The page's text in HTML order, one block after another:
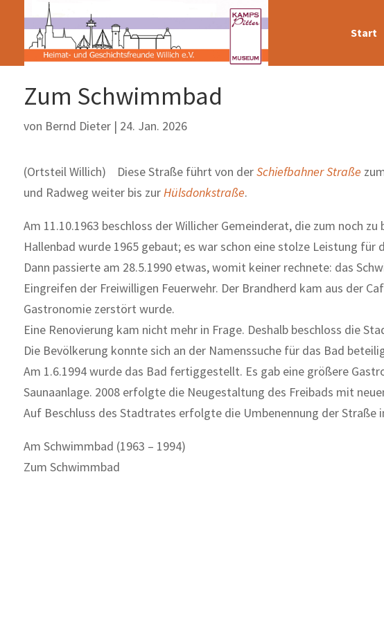
Start
Zum Schwimmbad
von Bernd Dieter| 24. Jan. 2026
(Ortsteil Willich) Diese Straße führt von derSchiefbahner Straße
und Radweg weiter bis zur Hülsdonkstraße.
Am 11.10.1963 beschloss der Willicher Gemeinderat, die zum noch
Hallenbad wurde 1965 gebaut; es war schon eine stolze Leistung für
Dann passierte am 28.5.1990 etwas, womit keiner rechnete: das
Eingreifen der Freiwilligen Feuerwehr. Der Brandherd kam aus der
Gastronomie zerstört wurde.
Eine Renovierung kam nicht mehr in Frage. Deshalb beschloss die
Die Bevölkerung konnte sich an der Namenssuche für das Bad
Am 1.6.1994 wurde das Bad fertiggestellt. Es gab eine größere
Saunaanlage. 2008 erfolgte die Neugestaltung des Freibads mit
Auf Beschluss des Stadtrates erfolgte die Umbenennung der Straße
Am Schwimmbad (1963 – 1994)
Zum Schwimmbad